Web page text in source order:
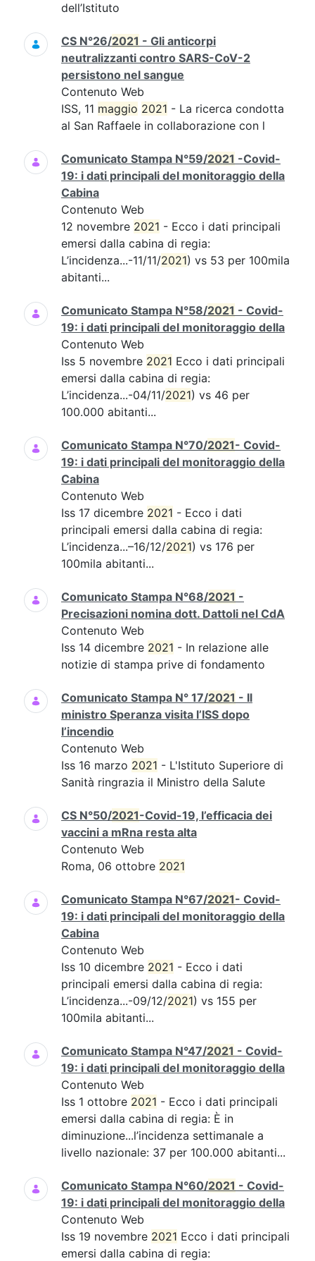
dell’Istituto
CS N°26/2021 - Gli anticorpi
neutralizzanti contro SARS-CoV-2
persistono nel sangue
Contenuto Web
ISS, 11 maggio 2021 - La ricerca condotta
al San Raffaele in collaborazione con l
Comunicato Stampa N°59/2021 -Covid-
19: i dati principali del monitoraggio della
Cabina
Contenuto Web
12 novembre 2021 - Ecco i dati principali
emersi dalla cabina di regia:
L’incidenza...-11/11/2021) vs 53 per 100mila
abitanti...
Comunicato Stampa N°58/2021 - Covid-
19: i dati principali del monitoraggio della
Contenuto Web
Iss 5 novembre 2021 Ecco i dati principali
emersi dalla cabina di regia:
L’incidenza...-04/11/2021) vs 46 per
100.000 abitanti...
Comunicato Stampa N°70/2021- Covid-
19: i dati principali del monitoraggio della
Cabina
Contenuto Web
Iss 17 dicembre 2021 - Ecco i dati
principali emersi dalla cabina di regia:
L’incidenza...–16/12/2021) vs 176 per
100mila abitanti...
Comunicato Stampa N°68/2021 -
Precisazioni nomina dott. Dattoli nel CdA
Contenuto Web
Iss 14 dicembre 2021 - In relazione alle
notizie di stampa prive di fondamento
Comunicato Stampa N° 17/2021 - Il
ministro Speranza visita l’ISS dopo
l’incendio
Contenuto Web
Iss 16 marzo 2021 - L'Istituto Superiore di
Sanità ringrazia il Ministro della Salute
CS N°50/2021-Covid-19, l’efficacia dei
vaccini a mRna resta alta
Contenuto Web
Roma, 06 ottobre 2021
Comunicato Stampa N°67/2021- Covid-
19: i dati principali del monitoraggio della
Cabina
Contenuto Web
Iss 10 dicembre 2021 - Ecco i dati
principali emersi dalla cabina di regia:
L’incidenza...-09/12/2021) vs 155 per
100mila abitanti...
Comunicato Stampa N°47/2021 - Covid-
19: i dati principali del monitoraggio della
Contenuto Web
Iss 1 ottobre 2021 - Ecco i dati principali
emersi dalla cabina di regia: È in
diminuzione...l’incidenza settimanale a
livello nazionale: 37 per 100.000 abitanti...
Comunicato Stampa N°60/2021 - Covid-
19: i dati principali del monitoraggio della
Contenuto Web
Iss 19 novembre 2021 Ecco i dati principali
emersi dalla cabina di regia: